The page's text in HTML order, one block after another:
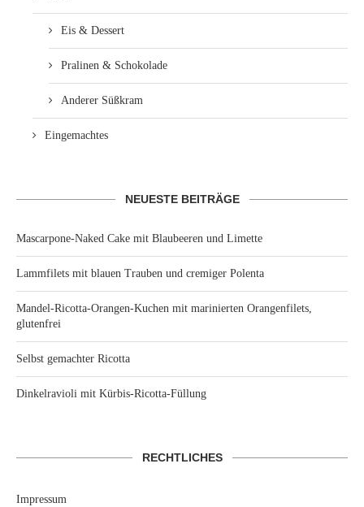
Eis & Dessert
Pralinen & Schokolade
Anderer Süßkram
Eingemachtes
NEUESTE BEITRÄGE
Mascarpone-Naked Cake mit Blaubeeren und Limette
Lammfilets mit blauen Trauben und cremiger Polenta
Mandel-Ricotta-Orangen-Kuchen mit marinierten Orangenfilets,
glutenfrei
Selbst gemachter Ricotta
Dinkelravioli mit Kürbis-Ricotta-Füllung
RECHTLICHES
Impressum